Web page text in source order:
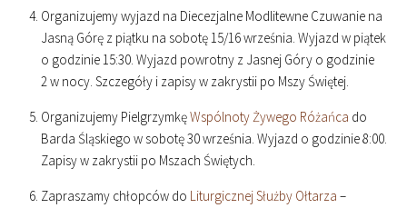
Organizujemy wyjazd na Diecezjalne Modlitewne Czuwanie na
Jasną Górę z piątku na sobotę 15/16 września. Wyjazd w piątek
o godzinie15:30. Wyjazd powrotny z Jasnej Góry o godzinie
2 w nocy. Szczegóły i zapisy w zakrystii po Mszy Świętej.
Organizujemy PielgrzymkęWspólnoty Żywego Różańca do
Barda Śląskiego w sobotę 30 września. Wyjazd o godzinie8:00.
Zapisy w zakrystii po Mszach Świętych.
Zapraszamy chłopców do Liturgicznej Służby Ołtarza –